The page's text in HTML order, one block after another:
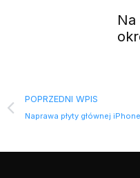
POPRZEDNI WPIS
Naprawa płyty głównej